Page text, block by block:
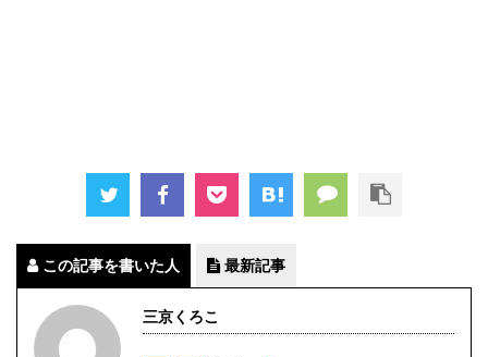
この記事を書いた人 最新記事
三京くろこ